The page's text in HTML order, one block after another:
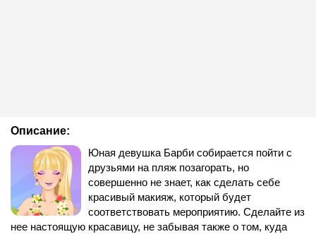
Описание:
Юная девушка Барби собирается пойти с
друзьями на пляж позагорать, но
совершенно не знает, как сделать себе
красивый макияж, который будет
соответствовать мероприятию. Сделайте из
нее настоящую красавицу, не забывая также о том, куда